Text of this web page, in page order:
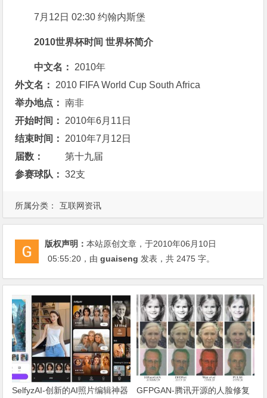
7月12日 02:30 约翰内斯堡
2010世界杯时间 世界杯简介
中文名：
2010年
外文名：
2010 FIFA World Cup South Africa
举办地点： 南非
开始时间：
2010年6月11日
结束时间：
2010年7月12日
届数：
第十九届
参赛球队： 32支
所属分类： 互联网资讯
版权声明：本站原创文章，于2010年06月10日
05:55:20 ，由guaiseng 发表，共 2475 字。
SelfyzAI-创新的AI照片编辑神器
GFPGAN-腾讯开源的人脸修复